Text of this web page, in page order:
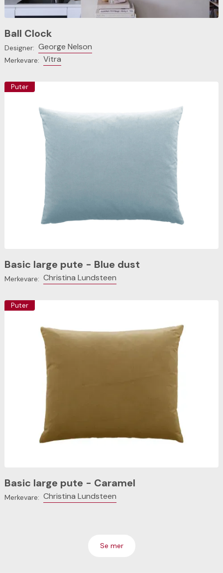
Ball Clock
Designer: George Nelson
Merkevare: Vitra
Puter
Basic large pute - Blue dust
Merkevare: Christina Lundsteen
Puter
Basic large pute - Caramel
Merkevare: Christina Lundsteen
Se mer